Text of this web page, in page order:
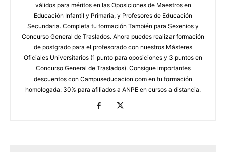
válidos para méritos en las Oposiciones de Maestros en
Educación Infantil y Primaria, y Profesores de Educación
Secundaria. Completa tu formación También para Sexenios y
Concurso General de Traslados. Ahora puedes realizar formación
de postgrado para el profesorado con nuestros Másteres
Oficiales Universitarios (1 punto para oposiciones y 3 puntos en
Concurso General de Traslados). Consigue importantes
descuentos con Campuseducacion.com en tu formación
homologada: 30% para afiliados a ANPE en cursos a distancia.